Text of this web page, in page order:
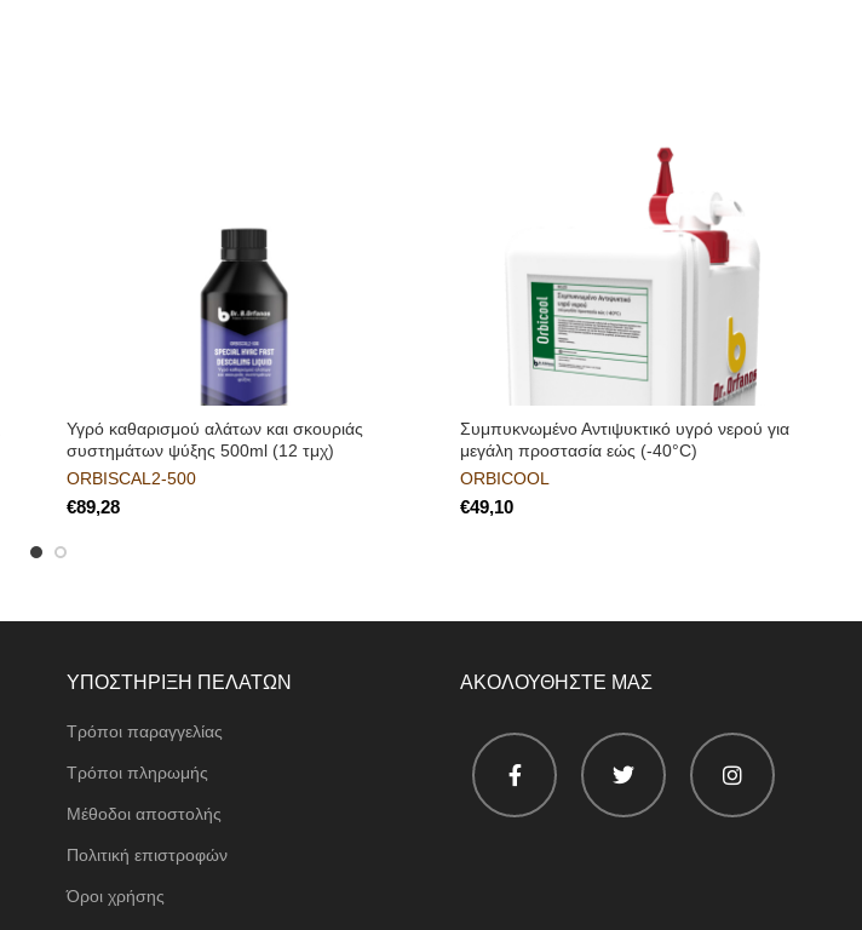
Υγρό καθαρισμού αλάτων και σκουριάς
συστημάτων ψύξης 500ml (12 τμχ)
ORBISCAL2-500
€
Συμπυκνωμένο Αντιψυκτικό υγρό νερού για
μεγάλη προστασία εώς (-40°C)
ORBICOOL
€
ΥΠΟΣΤΗΡΙΞΗ ΠΕΛΑΤΩΝ
Τρόποι παραγγελίας
Τρόποι πληρωμής
Μέθοδοι αποστολής
Πολιτική επιστροφών
Όροι χρήσης
ΑΚΟΛΟΥΘΗΣΤΕ ΜΑΣ